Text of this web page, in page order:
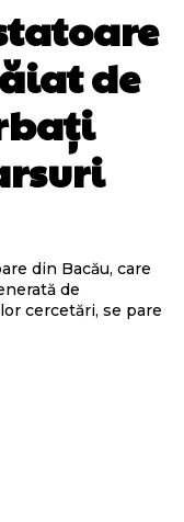
de
din Bacău, care
de
cercetări, se pare